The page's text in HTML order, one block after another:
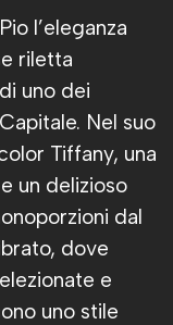
l’eleganza
riletta
uno dei
Nel suo
Tiffany, una
un delizioso
dal
dove
e
uno stile